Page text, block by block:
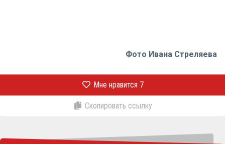
Фото Ивана Стреляева
Мне нравится 7
Скопировать ссылку